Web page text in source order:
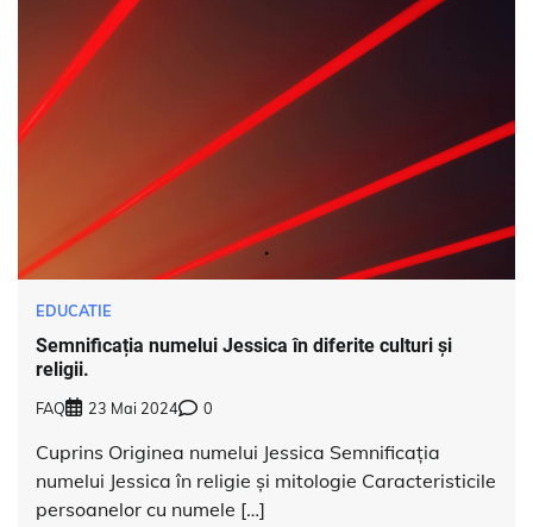
EDUCATIE
Semnificația numelui Jessica în diferite culturi și
religii.
FAQ 23 Mai 2024 0
Cuprins Originea numelui Jessica Semnificația
numelui Jessica în religie și mitologie Caracteristicile
persoanelor cu numele […]